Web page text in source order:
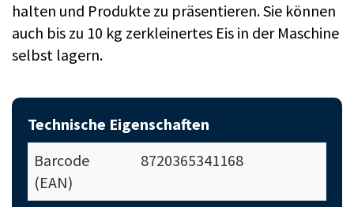
halten und Produkte zu präsentieren. Sie können
auch bis zu 10 kg zerkleinertes Eis in der Maschine
selbst lagern.
Technische Eigenschaften
Barcode
(EAN)
8720365341168